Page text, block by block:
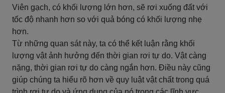
Viên gạch, có khối lượng lớn hơn, sẽ rơi xuống đất với
tốc độ nhanh hơn so với quả bóng có khối lượng nhẹ
hơn.
Từ những quan sát này, ta có thể kết luận rằng khối
lượng vật ảnh hưởng đến thời gian rơi tự do. Vật càng
nặng, thời gian rơi tự do càng ngắn hơn. Điều này cũng
giúp chúng ta hiểu rõ hơn về quy luật vật chất trong quá